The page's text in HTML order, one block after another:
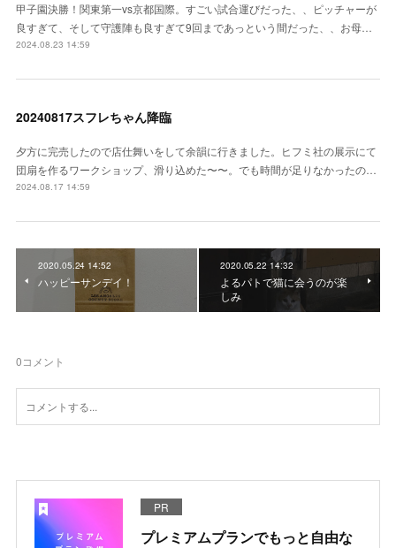
甲子園決勝！関東第一vs京都国際。すごい試合運びだった、、ピッチャーが
良すぎて、そして守護陣も良すぎて9回まであっという間だった、、お母…
2024.08.23 14:59
20240817スフレちゃん降臨
夕方に完売したので店仕舞いをして余韻に行きました。ヒフミ社の展示にて
団扇を作るワークショップ、滑り込めた〜〜。でも時間が足りなかったの…
2024.08.17 14:59
2020.05.24 14:52
ハッピーサンデイ！
2020.05.22 14:32
よるパトで猫に会うのが楽
しみ
0コメント
PR
プレミアムプランでもっと自由な